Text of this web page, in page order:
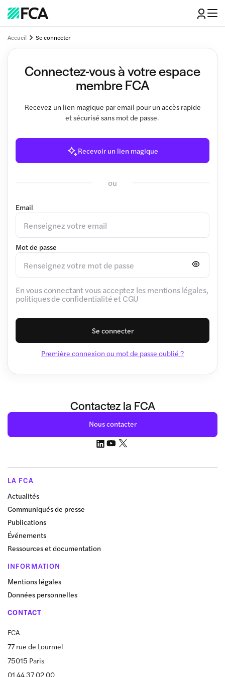
Accueil Se connecter
Connectez-vous à votre espace
membre FCA
Recevez un lien magique par email pour un accès rapide
et sécurisé sans mot de passe.
Recevoir un lien magique
ou
Email
Mot de passe
En vous connectant vous acceptez les mentions légales,
politiques de confidentialité et CGU
Se connecter
Première connexion ou mot de passe oublié ?
Contactez la FCA
Nous contacter
LA FCA
Actualités
Communiqués de presse
Publications
Événements
Ressources et documentation
INFORMATION
Mentions légales
Données personnelles
CONTACT
FCA
77 rue de Lourmel
75015 Paris
01 44 37 02 00